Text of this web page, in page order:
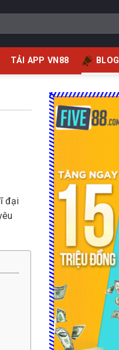
TẢI APP VN88 BLOG
đại